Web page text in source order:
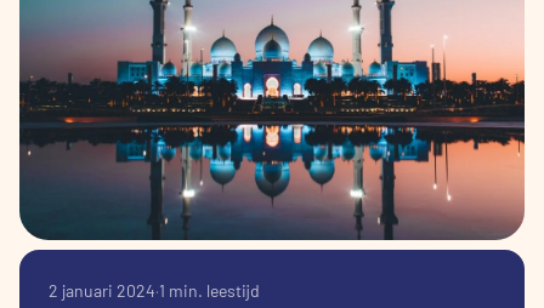
2 januari 2024·1 min. leestijd